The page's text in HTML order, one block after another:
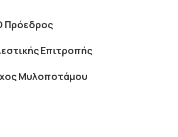
Πρόεδρος
Επιτροπής
Μυλοποτάμου